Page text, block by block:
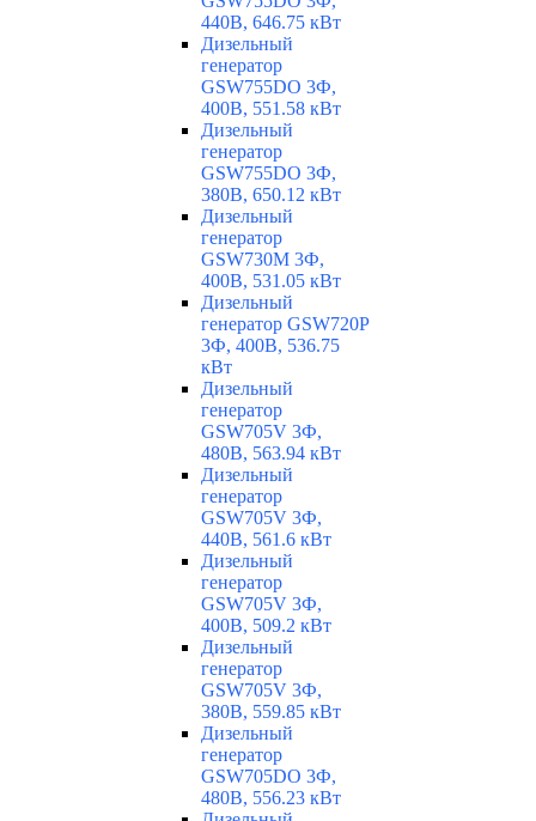
440В, 646.75 кВт
Дизельный
генератор
GSW755DO 3Ф,
400В, 551.58 кВт
Дизельный
генератор
GSW755DO 3Ф,
380В, 650.12 кВт
Дизельный
генератор
GSW730M 3Ф,
400В, 531.05 кВт
Дизельный
генератор GSW720P
3Ф, 400В, 536.75
кВт
Дизельный
генератор
GSW705V 3Ф,
480В, 563.94 кВт
Дизельный
генератор
GSW705V 3Ф,
440В, 561.6 кВт
Дизельный
генератор
GSW705V 3Ф,
400В, 509.2 кВт
Дизельный
генератор
GSW705V 3Ф,
380В, 559.85 кВт
Дизельный
генератор
GSW705DO 3Ф,
480В, 556.23 кВт